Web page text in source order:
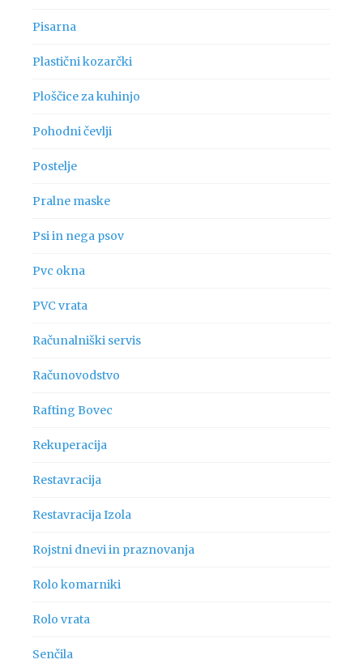
Pisarna
Plastični kozarčki
Ploščice za kuhinjo
Pohodni čevlji
Postelje
Pralne maske
Psi in nega psov
Pvc okna
PVC vrata
Računalniški servis
Računovodstvo
Rafting Bovec
Rekuperacija
Restavracija
Restavracija Izola
Rojstni dnevi in praznovanja
Rolo komarniki
Rolo vrata
Senčila